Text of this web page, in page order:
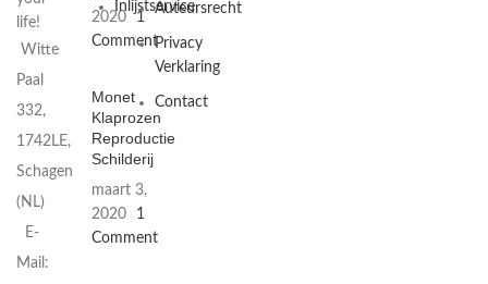
life!
Witte
Paal
332,
1742LE,
Schagen
(NL)
E-
Mail:
2020
1
Comment
Monet
Klaprozen
Reproductie
Schilderij
maart 3,
2020
1
Comment
InlijstserviceAuteursrecht
Privacy
Verklaring
Contact